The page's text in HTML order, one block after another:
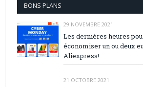
BONS PLANS
29 NOVEMBRE 2021
Les dernières heures
économiser un ou deux
Aliexpress!
21 OCTOBRE 2021